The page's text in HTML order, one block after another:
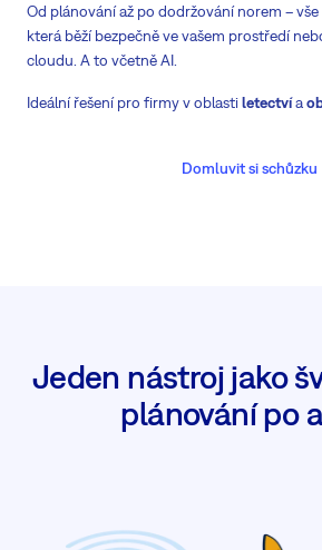
Od plánování až po dodržování norem –
která běží bezpečně ve vašem prostředí
cloudu. A to včetně AI.
Ideální řešení pro firmy v oblastiletectvía
Domluvit si schůzku
Jeden nástroj jako
plánování po